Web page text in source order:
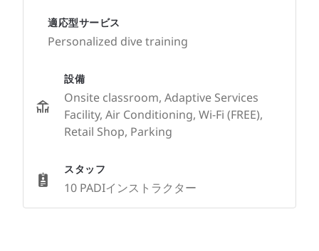
適応型サービス
Personalized dive training
設備
Onsite classroom, Adaptive Services
Facility, Air Conditioning, Wi-Fi (FREE),
Retail Shop, Parking
スタッフ
10 PADIインストラクター